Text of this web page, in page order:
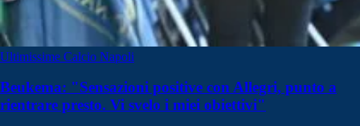
Ultimissime Calcio Napoli
Beukema: "Sensazioni positive con Allegri, punto a
rientrare presto. Vi svelo i miei obiettivi"